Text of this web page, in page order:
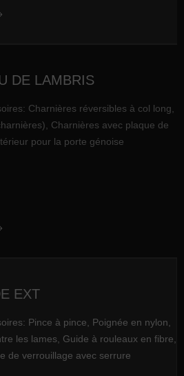
DE LAMBRIS
Charnières réversibles à col long,
Charnières avec plaque de
pour la porte génoise
EXT
Pince à pince, Poignée en nylon,
les lames, Guide à rouleaux en fibre,
de verrouillage avec serrure